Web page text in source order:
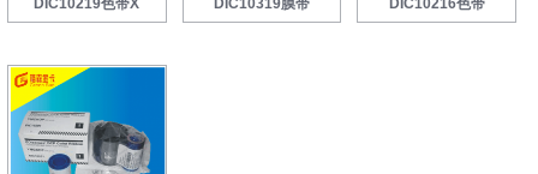
DIC10219色带X DIC10319膜带 DIC10216色带